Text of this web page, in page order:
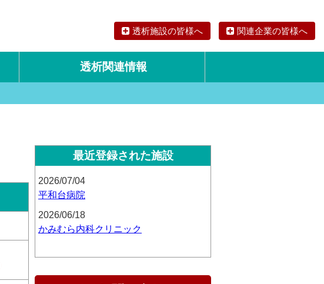
透析施設の皆様へ 関連企業の皆様へ
透析関連情報
最近登録された施設
2026/07/04
平和台病院
2026/06/18
かみむら内科クリニック